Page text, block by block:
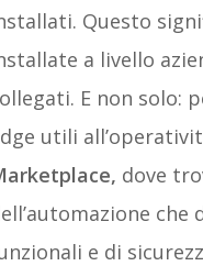
Questo
a livello
E non solo:
utili
dove
e di